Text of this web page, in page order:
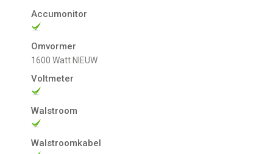
Accumonitor
Omvormer
1600 Watt NIEUW
Voltmeter
Walstroom
Walstroomkabel